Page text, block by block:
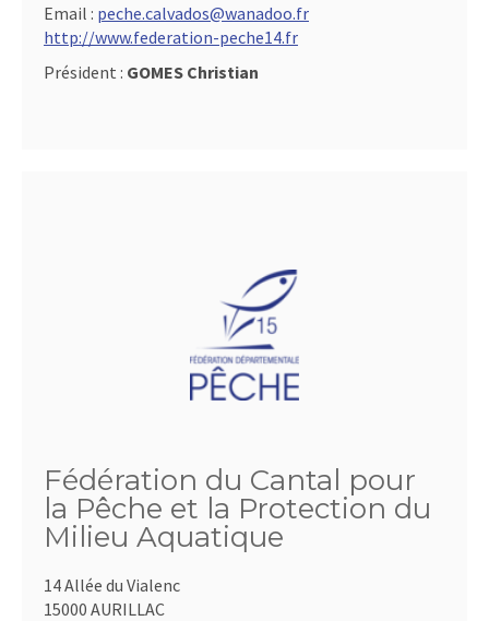
Email : peche.calvados@wanadoo.fr
http://www.federation-peche14.fr
Président : GOMES Christian
Fédération du Cantal pour
la Pêche et la Protection du
Milieu Aquatique
14 Allée du Vialenc
15000 AURILLAC